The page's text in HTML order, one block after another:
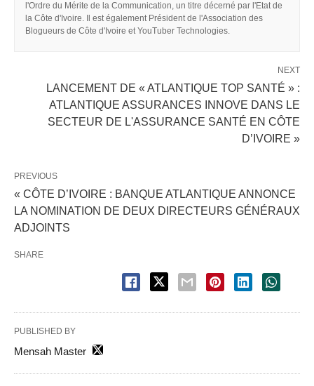
l'Ordre du Mérite de la Communication, un titre décerné par l'Etat de
la Côte d'Ivoire. Il est également Président de l'Association des
Blogueurs de Côte d'Ivoire et YouTuber Technologies.
NEXT
LANCEMENT DE « ATLANTIQUE TOP SANTÉ » :
ATLANTIQUE ASSURANCES INNOVE DANS LE
SECTEUR DE L'ASSURANCE SANTÉ EN CÔTE
D’IVOIRE »
PREVIOUS
« CÔTE D’IVOIRE : BANQUE ATLANTIQUE ANNONCE
LA NOMINATION DE DEUX DIRECTEURS GÉNÉRAUX
ADJOINTS
SHARE
PUBLISHED BY
Mensah Master